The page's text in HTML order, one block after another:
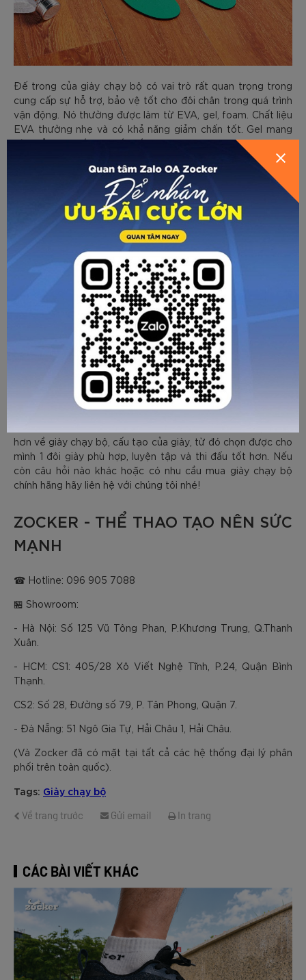
Đế trong của giày chạy bộ có vai trò rất quan trọng trong
cung cấp sự hỗ trợ, bảo vệ tốt cho đôi chân trong quá trình
vận động. Nó thường được làm từ EVA, gel, foam. Chất liệu
EVA thường nhẹ và có khả năng giảm chấn tốt. Gel mang
tới khả năng hấp thụ sốc tối ưu, trong khi foam mang lại sự
Một số đế trong được thiết kế để hỗ trợ vòm chân, phân
phối đều trọng lượng cơ thể, giảm áp lực lên chân. Một số
loại cao cấp hơn có thể điều chỉnh lại để đáp ứng hình dạng
cũng như kích thước chân của người dùng. Nó rất hữu ích
với những người có vấn đề liên quan tới cấu trúc chân.
Đế trong có thể được thiết kế theo cấu trúc lưới để giúp
bàn chân được khô ráo, thoải mái trong suốt quá trình chạy.
Nó cũng cần phải bám chặt vào giày, không bị xê dịch.
Một số giày chạy cho phép người dùng thay thế đế trong
để phù hợp với nhu cầu cá nhân. Nó cũng cho phép tùy
chỉnh sự hỗ trợ, cảm giác của giày. Nếu như các bạn cảm
thấy không thoải mái hoặc là có vấn đề về chân khi chạy thì
việc thay đổi, nâng cấp đế trong cũng có thể cải thiện sự hỗ
trợ cũng như giảm nguy cơ chấn thương.
Trên đây là một sốPhân tích đế giày chạy bộ
hơn về giày chạy bộ, cấu tạo của giày, từ đó chọn được cho
mình 1 đôi giày phù hợp, luyện tập và thi đấu tốt hơn. Nếu
còn câu hỏi nào khác hoặc có nhu cầu mua giày chạy bộ
chính hãng hãy liên hệ với chúng tôi nhé!
ZOCKER - THỂ THAO TẠO NÊN SỨC
MẠNH
☎ Hotline: 096 905 7088
🏪 Showroom:
- Hà Nội: Số 125 Vũ Tông Phan, P.Khương Trung, Q.Thanh
Xuân.
- HCM: CS1: 405/28 Xô Viết Nghệ Tĩnh, P.24, Quận Bình
Thạnh.
CS2: Số 28, Đường số 79, P. Tân Phong, Quận 7.
- Đà Nẵng: 51 Ngô Gia Tự, Hải Châu 1, Hải Châu.
(Và Zocker đã có mặt tại tất cả các hệ thống đại lý phân
phối trên toàn quốc).
Tags: Giày chạy bộ
Về trang trước Gửi email In trang
CÁC BÀI VIẾT KHÁC